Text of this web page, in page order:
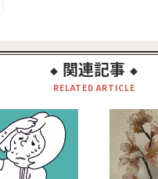
◆ 関連記事 ◆
RELATED ARTICLE